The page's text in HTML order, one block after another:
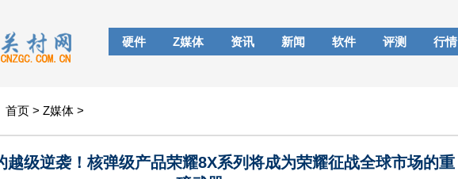
硬件 Z媒体 资讯 新闻 软件 评测 行情
首页 > Z媒体 >
越级逆袭！核弹级产品荣耀8X系列将成为荣耀征战全球市场的重